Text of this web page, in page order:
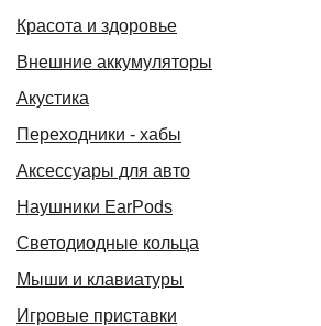
Красота и здоровье
Наушники EarPods
Акустика
Переходники - хабы
Аксессуары для авто
Мыши и клавиатуры
Внешние аккумуляторы
Светодиодные кольца
Игровые приставки